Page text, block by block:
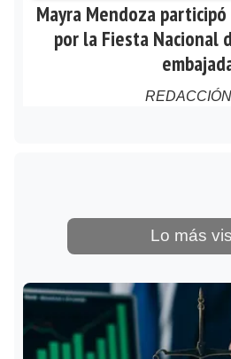
Mayra Mendoza
por la Fiesta Nacional
Lo más